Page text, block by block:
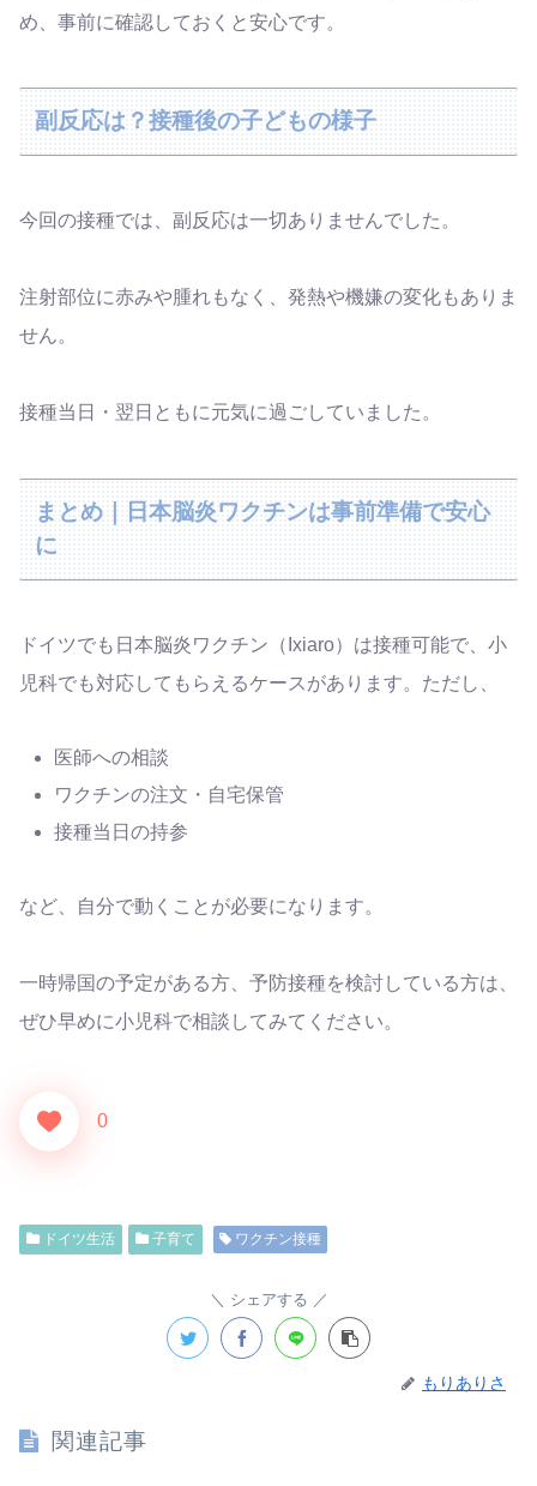
め、事前に確認しておくと安心です。
副反応は？接種後の子どもの様子
今回の接種では、副反応は一切ありませんでした。
注射部位に赤みや腫れもなく、発熱や機嫌の変化もありま
せん。
接種当日・翌日ともに元気に過ごしていました。
まとめ｜日本脳炎ワクチンは事前準備で安心
に
ドイツでも日本脳炎ワクチン（Ixiaro）は接種可能で、小
児科でも対応してもらえるケースがあります。ただし、
医師への相談
ワクチンの注文・自宅保管
接種当日の持参
など、自分で動くことが必要になります。
一時帰国の予定がある方、予防接種を検討している方は、
ぜひ早めに小児科で相談してみてください。
0
ドイツ生活 子育て ワクチン接種
シェアする
もりありさ
関連記事